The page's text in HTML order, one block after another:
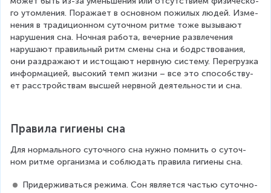
го утом­ле­ния. Поражает в основном пожилых людей. Из­ме­
не­ния в тра­ди­ци­он­ном су­точ­ном ритме тоже вызывают
нарушения сна. Ноч­ная ра­бо­та, ве­чер­ние раз­вле­че­ния
наруша­ют пра­виль­ный ритм смены сна и бодр­ство­ва­ния,
они раз­дражают и ис­то­ща­ют нерв­ную си­сте­му. Пе­ре­груз­ка
ин­формацией, вы­со­кий темп жизни – все это спо­соб­ству­
ет рас­строй­ствам выс­шей нерв­ной де­я­тель­но­сти и сна.
Пра­ви­ла ги­ги­е­ны сна
Для нормального суточного сна нужно пом­нить о су­точ­
ном ритме ор­га­низ­ма и со­блю­дать пра­ви­ла ги­ги­е­ны сна.
Придерживаться ре­жи­ма. Сон яв­ля­ет­ся ча­стью су­точ­но­